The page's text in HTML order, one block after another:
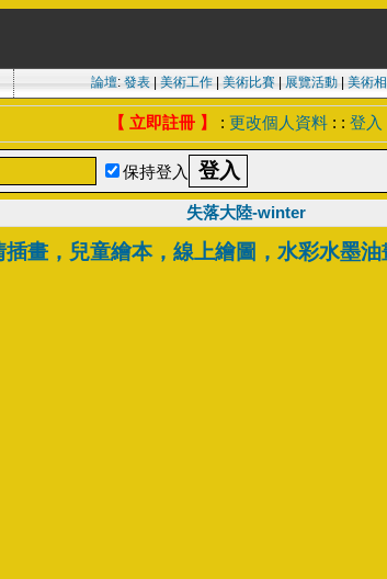
論壇: 發表| 美術工作| 美術比賽| 展覽活動| 美術
【 立即註冊 】 : 更改個人資料 : : 登入
保持登入
失落大陸-winter
畫，兒童繪本，線上繪圖，水彩水墨